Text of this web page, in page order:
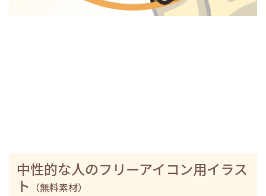
中性的な人のフリーアイコン用イラス
ト （無料素材）